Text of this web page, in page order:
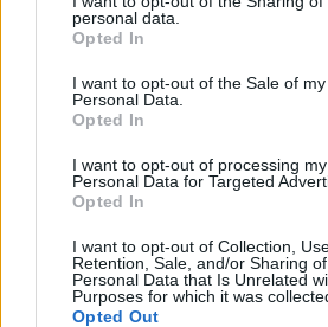
personal data.
Opted In
I want to opt-out of the Sale of my
Personal Data.
Opted In
I want to opt-out of processing my
Personal Data for Targeted
Opted In
I want to opt-out of Collection,
Retention, Sale, and/or Sharing
Personal Data that Is Unrelated
Purposes for which it was
Opted Out
vietas.
Tada vėl pradėjau norėti
vitaminų. Sureguliavau
pas masažuotoją. Iki šiol ten
laidos apie kariuomenę per
numečiau dešimt kilogramų.
azartas. Į sporto klubą
daugiau vaikščioti.